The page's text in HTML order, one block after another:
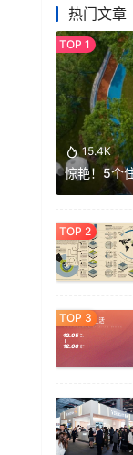
热门文章
15.4K
惊艳！5个